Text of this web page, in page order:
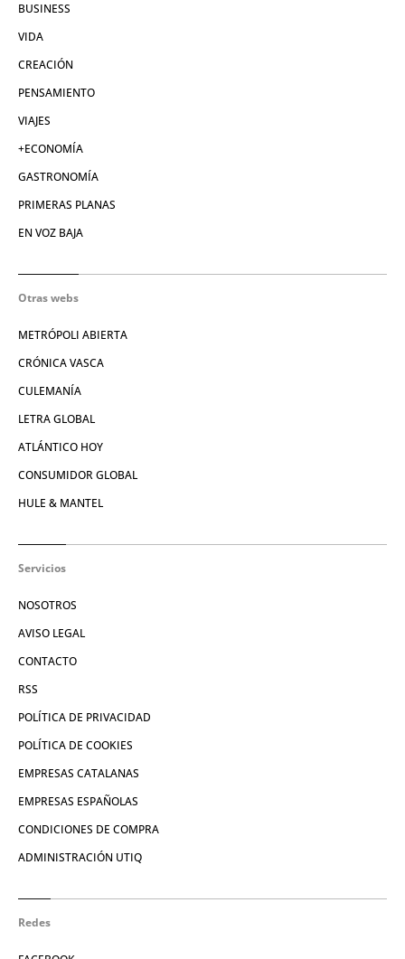
BUSINESS
VIDA
CREACIÓN
PENSAMIENTO
VIAJES
+ECONOMÍA
GASTRONOMÍA
PRIMERAS PLANAS
EN VOZ BAJA
Otras webs
METRÓPOLI ABIERTA
CRÓNICA VASCA
CULEMANÍA
LETRA GLOBAL
ATLÁNTICO HOY
CONSUMIDOR GLOBAL
HULE & MANTEL
Servicios
NOSOTROS
AVISO LEGAL
CONTACTO
RSS
POLÍTICA DE PRIVACIDAD
POLÍTICA DE COOKIES
EMPRESAS CATALANAS
EMPRESAS ESPAÑOLAS
CONDICIONES DE COMPRA
ADMINISTRACIÓN UTIQ
Redes